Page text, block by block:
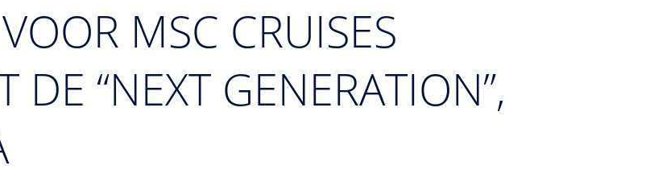
MSC CRUISES
DE “NEXT GENERATION”,